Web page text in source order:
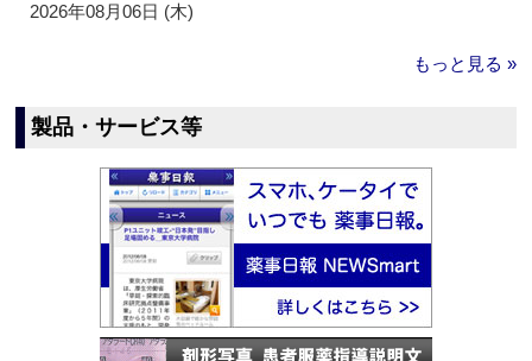
2026年08月06日 (木)
もっと見る »
製品・サービス等